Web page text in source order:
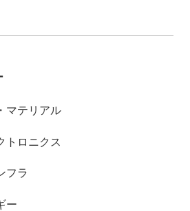
マテリアル
トロニクス
フラ
ー